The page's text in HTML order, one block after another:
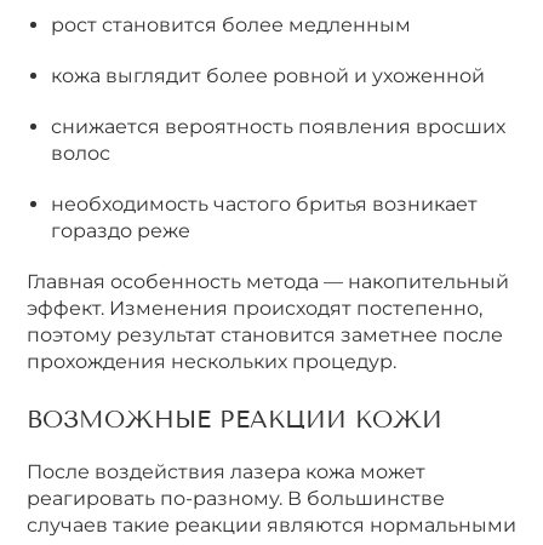
рост становится более медленным
кожа выглядит более ровной и ухоженной
снижается вероятность появления вросших
волос
необходимость частого бритья возникает
гораздо реже
Главная особенность метода — накопительный
эффект. Изменения происходят постепенно,
поэтому результат становится заметнее после
прохождения нескольких процедур.
ВОЗМОЖНЫЕ РЕАКЦИИ КОЖИ
После воздействия лазера кожа может
реагировать по-разному. В большинстве
случаев такие реакции являются нормальными